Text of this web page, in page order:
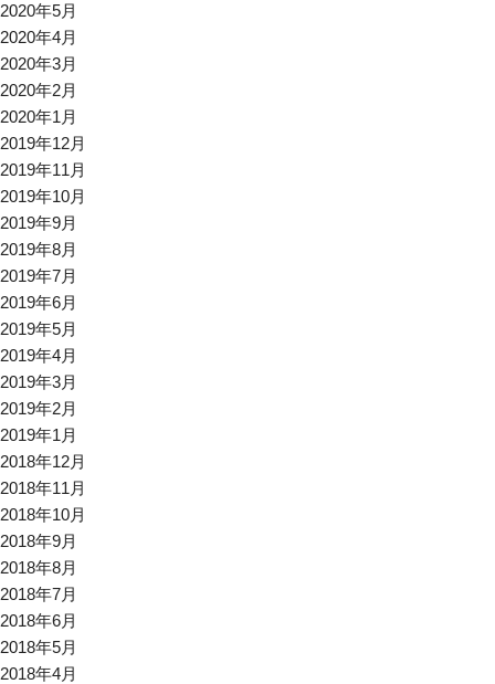
2020年5月
2020年4月
2020年3月
2020年2月
2020年1月
2019年12月
2019年11月
2019年10月
2019年9月
2019年8月
2019年7月
2019年6月
2019年5月
2019年4月
2019年3月
2019年2月
2019年1月
2018年12月
2018年11月
2018年10月
2018年9月
2018年8月
2018年7月
2018年6月
2018年5月
2018年4月